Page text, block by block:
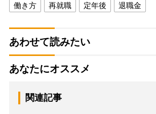
働き方 再就職 定年後 退職金
あわせて読みたい
あなたにオススメ
関連記事